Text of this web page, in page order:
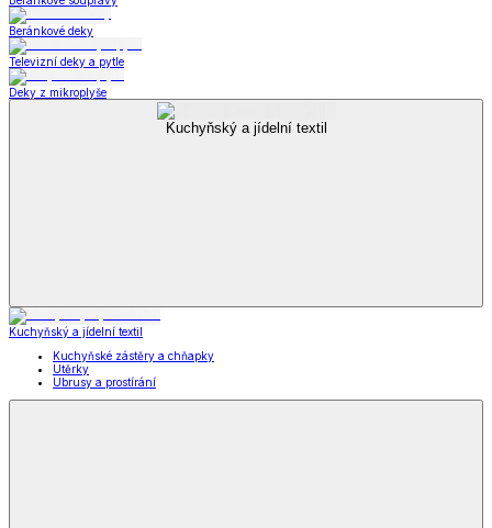
Beránkové deky
Televizní deky a pytle
Deky z mikroplyše
Kuchyňský a jídelní textil
Kuchyňský a jídelní textil
Kuchyňské zástěry a chňapky
Utěrky
Ubrusy a prostírání